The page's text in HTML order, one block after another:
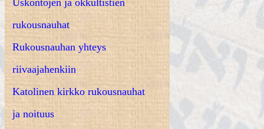
Uskontojen ja okkultistien
rukousnauhat
Rukousnauhan yhteys
riivaajahenkiin
Katolinen kirkko rukousnauhat
ja noituus